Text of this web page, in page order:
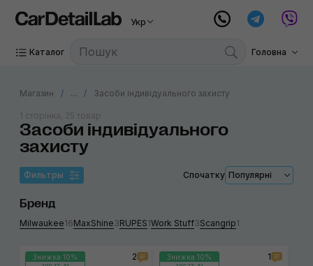
Укр
Каталог Головна
Магазин ... Засоби індивідуального захисту
Засоби індивідуального
захисту
1 сторінка, 25 товар
Фильтры Спочатку Популярні
Бренд
Milwaukee16MaxShine3RUPES1Work Stuff3Scangrip1
Знижка 10% 2 Знижка 10% 1